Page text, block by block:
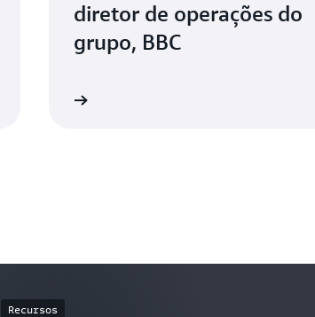
diretor de operações do
grupo, BBC
Recursos